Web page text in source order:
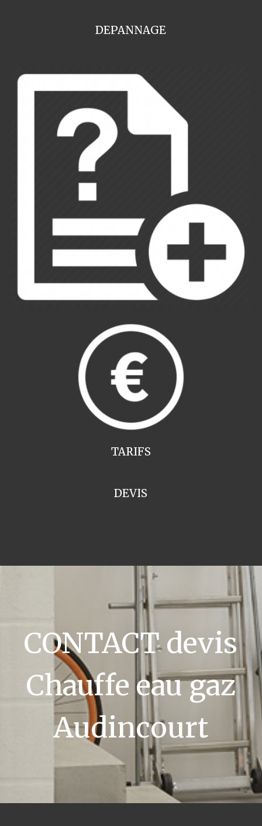
DEPANNAGE
TARIFS
DEVIS
CONTACT devis
Chauffe eau gaz
Audincourt